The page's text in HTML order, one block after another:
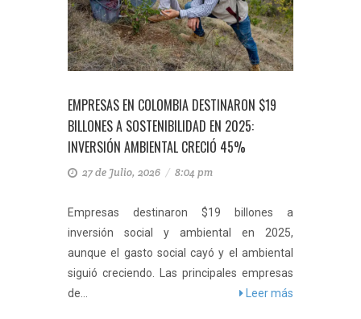
EN COLOMBIA DESTINARON $19
A SOSTENIBILIDAD EN 2025:
AMBIENTAL CRECIÓ 45%
de Julio, 2026 /8:04 pm
destinaron $19 billones a
social y ambiental en 2025,
el gasto social cayó y el ambiental
creciendo. Las principales empresas
COLOMBIA LIDERA LA
CAF FINANCIA LAS
TRANSICIÓN Y
Los países
Mesoamérica
de una agenda
energética y la